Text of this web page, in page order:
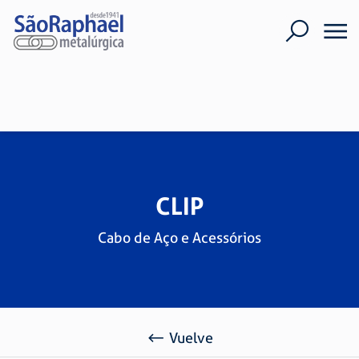
CLIP
Cabo de Aço e Acessórios
Vuelve